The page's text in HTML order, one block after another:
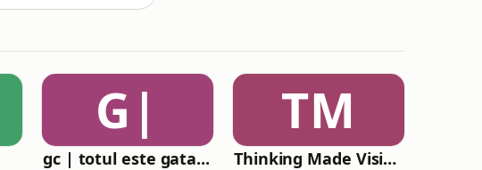
G|
gc | totul este gata...
TM
Thinking Made Visible